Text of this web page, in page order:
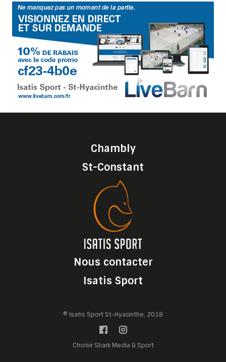
Chambly
St-Constant
Nous contacter
Isatis Sport
© Isatis Sport St-Hyacinthe, 2018
Choisir Shark Media & Sport